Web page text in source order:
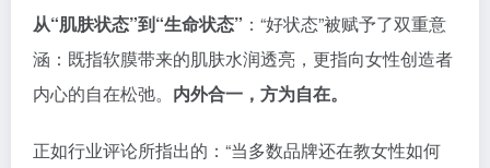
从“肌肤状态”到“生命状态” ：“好状态”被赋予了双重意
涵：既指软膜带来的肌肤水润透亮，更指向女性创造者
内心的自在松弛。 内外合一，方为自在。
正如行业评论所指出的：“当多数品牌还在教女性如何